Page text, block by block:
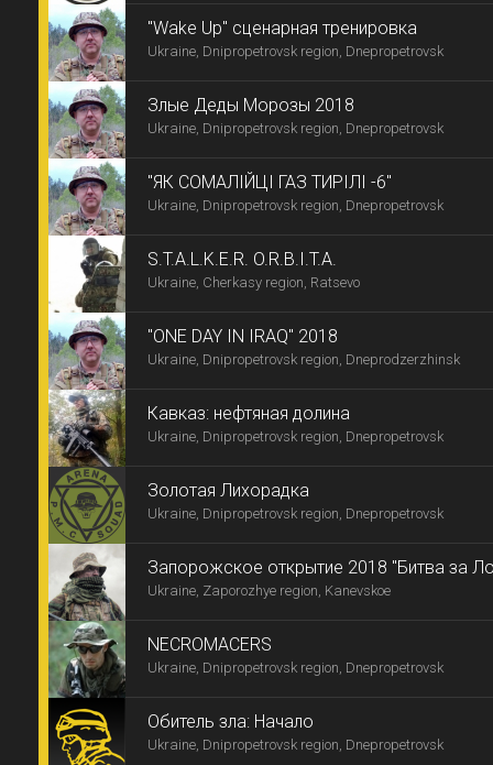
"Wake Up" сценарная тренировка
Ukraine, Dnipropetrovsk region, Dnepropetrovsk
Злые Деды Морозы 2018
Ukraine, Dnipropetrovsk region, Dnepropetrovsk
"ЯК СОМАЛІЙЦІ ГАЗ ТИРІЛІ -6"
Ukraine, Dnipropetrovsk region, Dnepropetrovsk
S.T.A.L.K.E.R. O.R.B.I.T.A.
Ukraine, Cherkasy region, Ratsevo
"ONE DAY IN IRAQ" 2018
Ukraine, Dnipropetrovsk region, Dneprodzerzhinsk
Кавказ: нефтяная долина
Ukraine, Dnipropetrovsk region, Dnepropetrovsk
Золотая Лихорадка
Ukraine, Dnipropetrovsk region, Dnepropetrovsk
Запорожское открытие 2018 "Битва за
Ukraine, Zaporozhye region, Kanevskoe
NECROMACERS
Ukraine, Dnipropetrovsk region, Dnepropetrovsk
Обитель зла: Начало
Ukraine, Dnipropetrovsk region, Dnepropetrovsk